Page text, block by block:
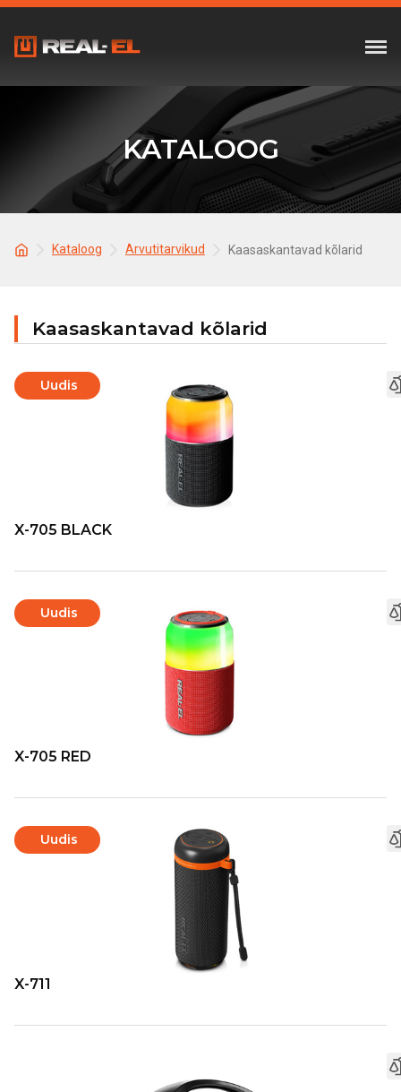
KATALOOG
Kataloog Arvutitarvikud Kaasaskantavad kõlarid
Kaasaskantavad kõlarid
Uudis
X-705 BLACK
Uudis
X-705 RED
Uudis
X-711